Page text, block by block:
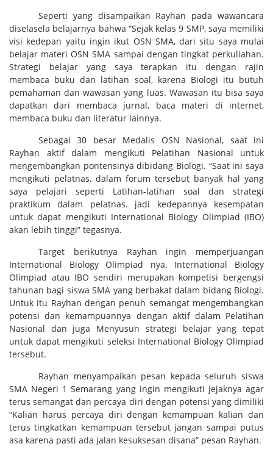
Seperti yang disampaikan Rayhan pada wawancara
diselasela belajarnya bahwa “Sejak kelas 9 SMP, saya memiliki
visi kedepan yaitu ingin ikut OSN SMA, dari situ saya mulai
belajar materi OSN SMA sampai dengan tingkat perkuliahan.
Strategi belajar yang saya terapkan itu dengan rajin
membaca buku dan latihan soal, karena Biologi itu butuh
pemahaman dan wawasan yang luas. Wawasan itu bisa saya
dapatkan dari membaca jurnal, baca materi di internet,
membaca buku dan literatur lainnya.
Sebagai 30 besar Medalis OSN Nasional, saat ini
Rayhan aktif dalam mengikuti Pelatihan Nasional untuk
mengembangkan pontensinya dibidang Biologi. “Saat ini saya
mengikuti pelatnas, dalam forum tersebut banyak hal yang
saya pelajari seperti Latihan-latihan soal dan strategi
praktikum dalam pelatnas. jadi kedepannya kesempatan
untuk dapat mengikuti International Biology Olimpiad (IBO)
akan lebih tinggi” tegasnya.
Target berikutnya Rayhan ingin memperjuangan
International Biology Olimpiad nya. International Biology
Olimpiad atau IBO sendiri merupakan kompetisi bergengsi
tahunan bagi siswa SMA yang berbakat dalam bidang Biologi.
Untuk itu Rayhan dengan penuh semangat mengembangkan
potensi dan kemampuannya dengan aktif dalam Pelatihan
Nasional dan juga Menyusun strategi belajar yang tepat
untuk dapat mengikuti seleksi International Biology Olimpiad
tersebut.
Rayhan menyampaikan pesan kepada seluruh siswa
SMA Negeri 1 Semarang yang ingin mengikuti jejaknya agar
terus semangat dan percaya diri dengan potensi yang dimiliki
“Kalian harus percaya diri dengan kemampuan kalian dan
terus tingkatkan kemampuan tersebut jangan sampai putus
asa karena pasti ada jalan kesuksesan disana” pesan Rayhan.